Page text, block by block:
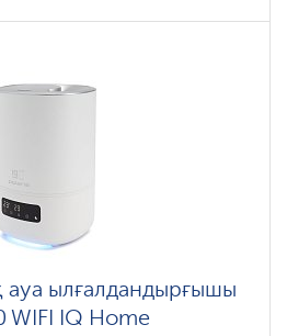
ауа ылғалдандырғышы
WIFI IQ Home